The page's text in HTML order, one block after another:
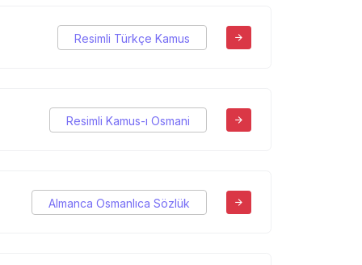
Resimli Türkçe Kamus
Resimli Kamus-ı Osmani
Almanca Osmanlıca Sözlük